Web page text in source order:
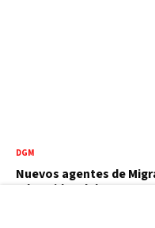
DGM
Nuevos agentes de
advertidos deben